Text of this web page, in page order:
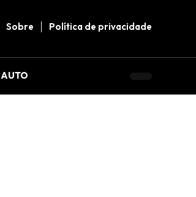
Sobre Política de privacidade
AUTO